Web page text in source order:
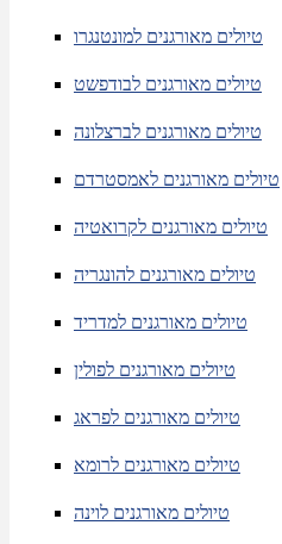
טיולים מאורגנים למונטנגרו
טיולים מאורגנים לבודפשט
טיולים מאורגנים לברצלונה
טיולים מאורגנים לאמסטרדם
טיולים מאורגנים לקרואטיה
טיולים מאורגנים להונגריה
טיולים מאורגנים למדריד
טיולים מאורגנים לפולין
טיולים מאורגנים לפראג
טיולים מאורגנים לרומא
טיולים מאורגנים לוינה